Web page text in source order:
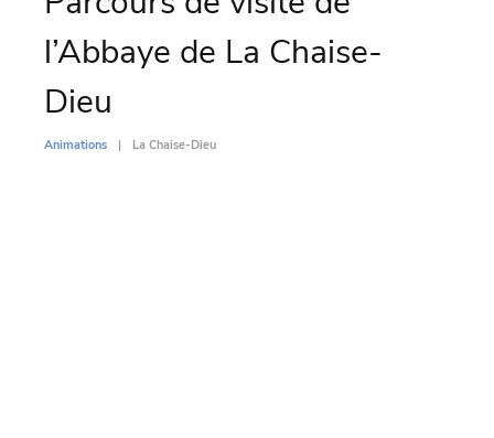
l’Abbaye de La Chaise-
Dieu
Animations La Chaise-Dieu